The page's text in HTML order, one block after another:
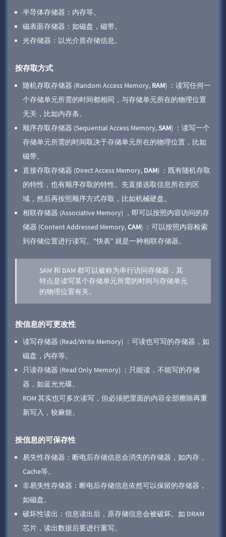
半导体存储器：内存等。
磁表面存储器：如磁盘，磁带。
光存储器：以光介质存储信息。
按存取方式
随机存取存储器 (Random Access Memory, RAM) ：读写任何一
个存储单元所需的时间都相同，与存储单元所在的物理位置
无关，比如内存条。
顺序存取存储器 (Sequential Access Memory,SAM) ：读写一个
存储单元所需的时间取决于存储单元所在的物理位置，比如
磁带。
直接存取存储器 (Direct Access Memory, DAM) ：既有随机存取
的特性，也有顺序存取的特性。先直接选取信息所在的区
域，然后再按照顺序方式存取，比如机械硬盘。
相联存储器 (Associative Memory) ，即可以按照内容访问的存
储器 (Content Addressed Memory,CAM) ：可以按照内容检索
到存储位置进行读写。"快表" 就是一种相联存储器。
SAM 和 DAM 都可以被称为串行访问存储器，其
特点是读写某个存储单元所需的时间与存储单元
的物理位置有关。
按信息的可更改性
读写存储器 (Read/Write Memory) ：可读也可写的存储器，如
磁盘，内存等。
只读存储器 (Read Only Memory) ：只能读，不能写的存储
器，如蓝光光碟。
ROM 其实也可多次读写，但必须把里面的内容全部擦除再重
新写入，较麻烦。
按信息的可保存性
易失性存储器：断电后存储信息会消失的存储器，如内存，
Cache等。
非易失性存储器：断电后存储信息依然可以保留的存储器，
如磁盘。
破坏性读出：信息读出后，原存储信息会被破坏。如 DRAM
芯片，读出数据后要进行重写。